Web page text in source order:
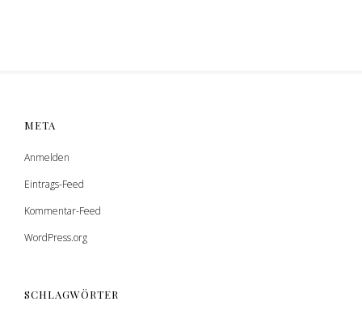
META
Anmelden
Eintrags-Feed
Kommentar-Feed
WordPress.org
SCHLAGWÖRTER